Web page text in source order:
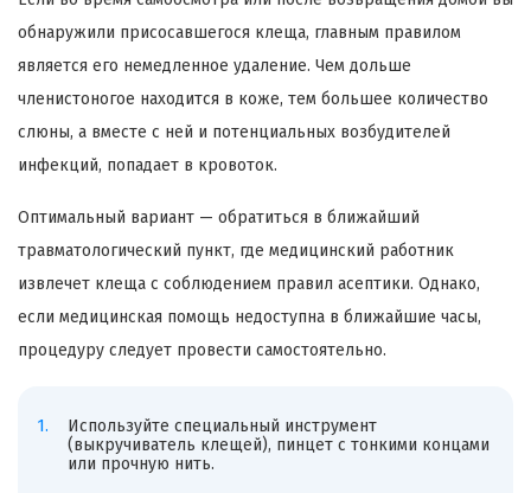
обнаружили присосавшегося клеща, главным правилом
является его немедленное удаление. Чем дольше
членистоногое находится в коже, тем большее количество
слюны, а вместе с ней и потенциальных возбудителей
инфекций, попадает в кровоток.
Оптимальный вариант — обратиться в ближайший
травматологический пункт, где медицинский работник
извлечет клеща с соблюдением правил асептики. Однако,
если медицинская помощь недоступна в ближайшие часы,
процедуру следует провести самостоятельно.
Используйте специальный инструмент
(выкручиватель клещей), пинцет с тонкими концами
или прочную нить.